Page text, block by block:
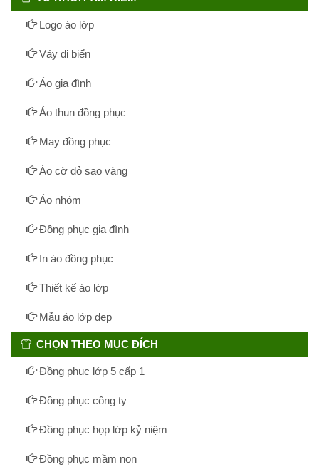
Logo áo lớp
Váy đi biển
Áo gia đình
Áo thun đồng phục
May đồng phục
Áo cờ đỏ sao vàng
Áo nhóm
Đồng phục gia đình
In áo đồng phục
Thiết kế áo lớp
Mẫu áo lớp đẹp
CHỌN THEO MỤC ĐÍCH
Đồng phục lớp 5 cấp 1
Đồng phục công ty
Đồng phục họp lớp kỷ niệm
Đồng phục mầm non